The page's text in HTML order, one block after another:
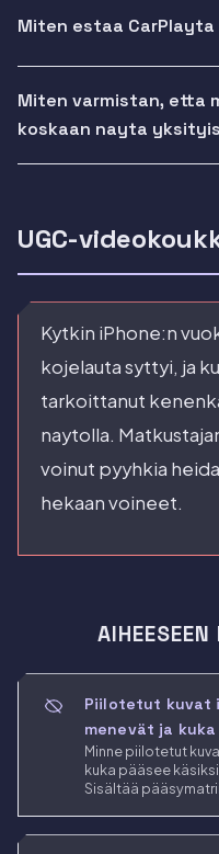
Miten estaa
Miten varmistan, etta
koskaan nayta
UGC-
Kytkin iPhone:n
kojelauta syttyi, ja
tarkoittanut
naytolla.
voinut pyyhkia
hekaan voineet.
Piilotetut kuvat
menevät ja
Minne piilotetut
kuka pääsee käsiksi
Sisältää